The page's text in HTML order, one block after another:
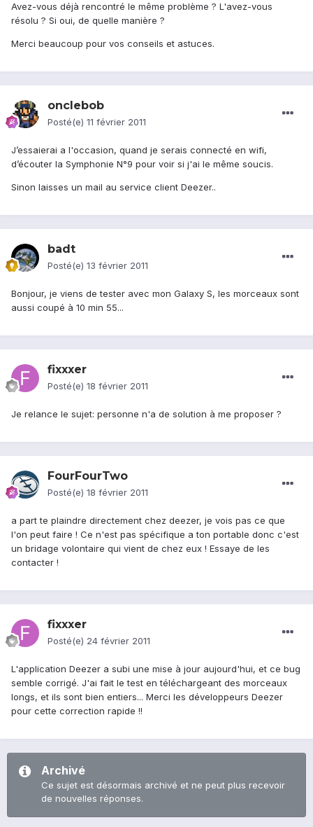
Avez-vous déjà rencontré le même problème ? L'avez-vous
résolu ? Si oui, de quelle manière ?
Merci beaucoup pour vos conseils et astuces.
onclebob
Posté(e) 11 février 2011
J’essaierai a l'occasion, quand je serais connecté en wifi,
d’écouter la Symphonie N°9 pour voir si j'ai le même soucis.
Sinon laisses un mail au service client Deezer..
badt
Posté(e) 13 février 2011
Bonjour, je viens de tester avec mon Galaxy S, les morceaux sont
aussi coupé à 10 min 55...
fixxxer
Posté(e) 18 février 2011
Je relance le sujet: personne n'a de solution à me proposer ?
FourFourTwo
Posté(e) 18 février 2011
a part te plaindre directement chez deezer, je vois pas ce que
l'on peut faire ! Ce n'est pas spécifique a ton portable donc c'est
un bridage volontaire qui vient de chez eux ! Essaye de les
contacter !
fixxxer
Posté(e) 24 février 2011
L'application Deezer a subi une mise à jour aujourd'hui, et ce bug
semble corrigé. J'ai fait le test en téléchargeant des morceaux
longs, et ils sont bien entiers... Merci les développeurs Deezer
pour cette correction rapide !!
Archivé
Ce sujet est désormais archivé et ne peut plus recevoir
de nouvelles réponses.